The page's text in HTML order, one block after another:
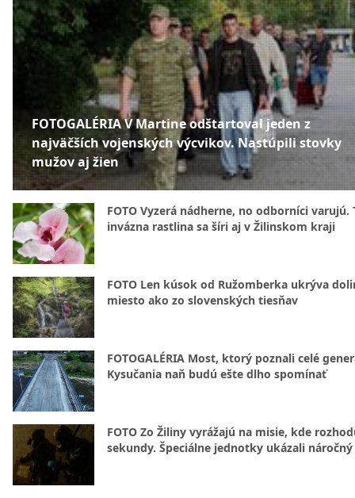
FOTOGALÉRIA V Martine odštartoval jeden z
najväčších vojenských výcvikov. Nastúpili stovky
mužov aj žien
FOTO Vyzerá nádherne, no odborníci varujú.
invázna rastlina sa šíri aj v Žilinskom kraji
FOTO Len kúsok od Ružomberka ukrýva
miesto ako zo slovenských tiesňav
FOTOGALÉRIA Most, ktorý poznali celé
Kysučania naň budú ešte dlho spomínať
FOTO Zo Žiliny vyrážajú na misie, kde
sekundy. Špeciálne jednotky ukázali